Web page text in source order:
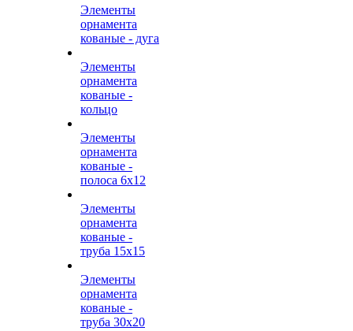
Элементы
орнамента
кованые - дуга
Элементы
орнамента
кованые -
кольцо
Элементы
орнамента
кованые -
полоса 6х12
Элементы
орнамента
кованые -
труба 15х15
Элементы
орнамента
кованые -
труба 30х20